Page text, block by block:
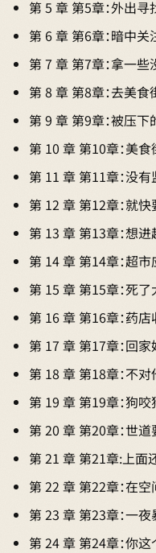
第 5 章 第5章：外出
第 6 章 第6章：暗中
第 7 章 第7章：拿一
第 8 章 第8章：去美
第 9 章 第9章：被压
第 10 章 第10章：美
第 11 章 第11章：没
第 12 章 第12章：就
第 13 章 第13章：想
第 14 章 第14章：超
第 15 章 第15章：死
第 16 章 第16章：药
第 17 章 第17章：回
第 18 章 第18章：不
第 19 章 第19章：狗
第 20 章 第20章：世
第 21 章 第21章:上面
第 22 章 第22章：在
第 23 章 第23章：一
第 24 章 第24章：你